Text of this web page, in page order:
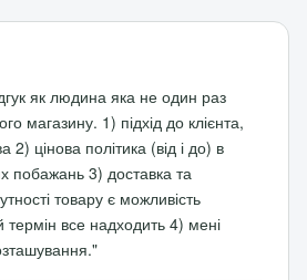
як людина яка не один раз
магазину. 1) підхід до клієнта,
2) цінова політика (від і до) в
побажань 3) доставка та
товару є можливість
термін все надходить 4) мені